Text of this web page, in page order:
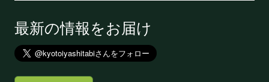
最新の情報をお届け